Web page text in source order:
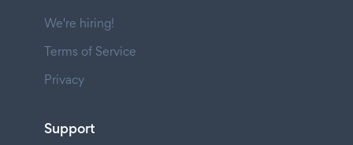
We're hiring!
Terms of Service
Privacy
Support